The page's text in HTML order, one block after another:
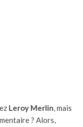
Leroy Merlin, mais
? Alors,